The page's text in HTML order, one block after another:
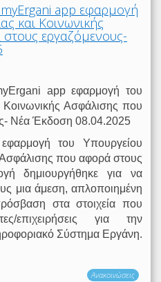
myΕrgani app εφαρμογή
και Κοινωνικής
εργαζόμενους-
app εφαρμογή του
Ασφάλισης που
Νέα Έκδοση 08.04.2025
του Υπουργείου
που αφορά στους
δημιουργήθηκε για να
μια άμεση, απλοποιημένη
στα στοιχεία που
επιχειρήσεις για την
Σύστημα Εργάνη.
Ανακοινώσεις